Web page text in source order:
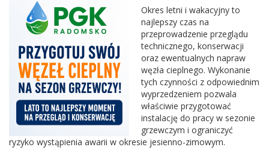
Okres letni i wakacyjny to
najlepszy czas na
przeprowadzenie przeglądu
technicznego, konserwacji
oraz ewentualnych napraw
węzła cieplnego. Wykonanie
tych czynności z odpowiednim
wyprzedzeniem pozwala
właściwie przygotować
instalację do pracy w sezonie
grzewczym i ograniczyć
ryzyko wystąpienia awarii w okresie jesienno-zimowym.